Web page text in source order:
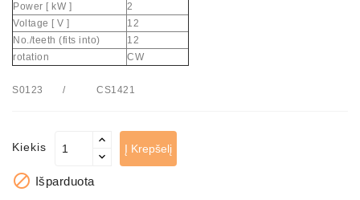
Power [ kW ]
2
Voltage [ V ]
12
No./teeth (fits into)
12
rotation
CW
S0123 / CS1421
Kiekis Į Krepšelį
 Išparduota